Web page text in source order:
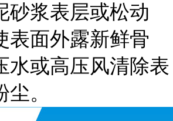
砂浆表层或松动
表面外露新鲜骨
水或高压风清除表
。